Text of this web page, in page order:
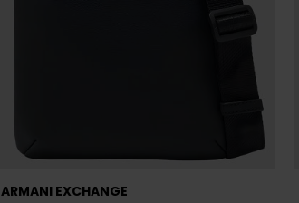
ARMANI EXCHANGE